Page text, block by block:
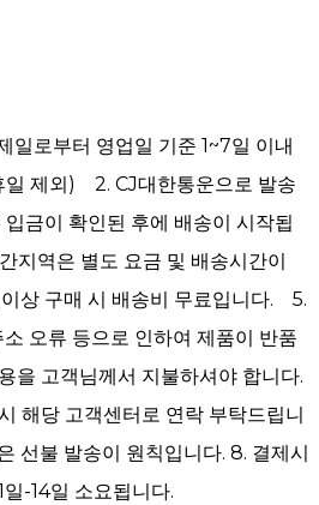
일로부터 영업일 기준 1~7일 이내
일 제외) 2. CJ대한통운으로 발송
금이 확인된 후에 배송이 시작됩
지역은 별도 요금 및 배송시간이
상 구매 시 배송비 무료입니다. 5.
오류 등으로 인하여 제품이 반품
을 고객님께서 지불하셔야 합니다.
해당 고객센터로 연락 부탁드립니
선불 발송이 원칙입니다. 8. 결제시
-14일 소요됩니다.